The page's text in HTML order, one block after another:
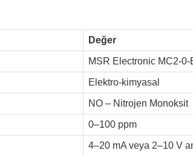
Değer
MSR Electronic MC2-
Elektro-kimyasal
NO – Nitrojen Monoksit
0–100 ppm
4–20 mA veya 2–10 V